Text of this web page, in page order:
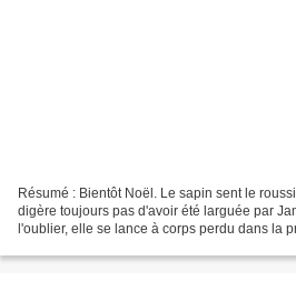
Résumé : Bientôt Noël. Le sapin sent le
digère toujours pas d'avoir été larguée par
l'oublier, elle se lance à corps perdu dans la